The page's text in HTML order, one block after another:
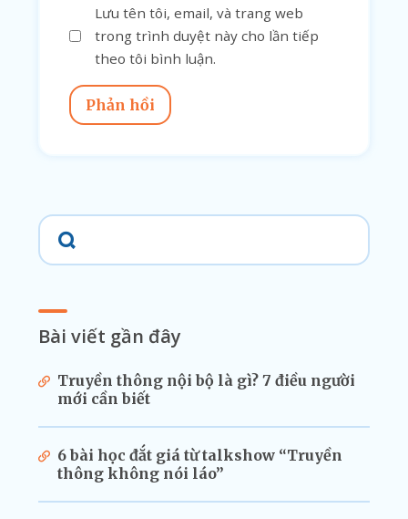
Lưu tên tôi, email, và trang web
trong trình duyệt này cho lần tiếp
theo tôi bình luận.
Phản hồi
Bài viết gần đây
Truyền thông nội bộ là gì? 7 điều người
mới cần biết
6 bài học đắt giá từ talkshow “Truyền
thông không nói láo”